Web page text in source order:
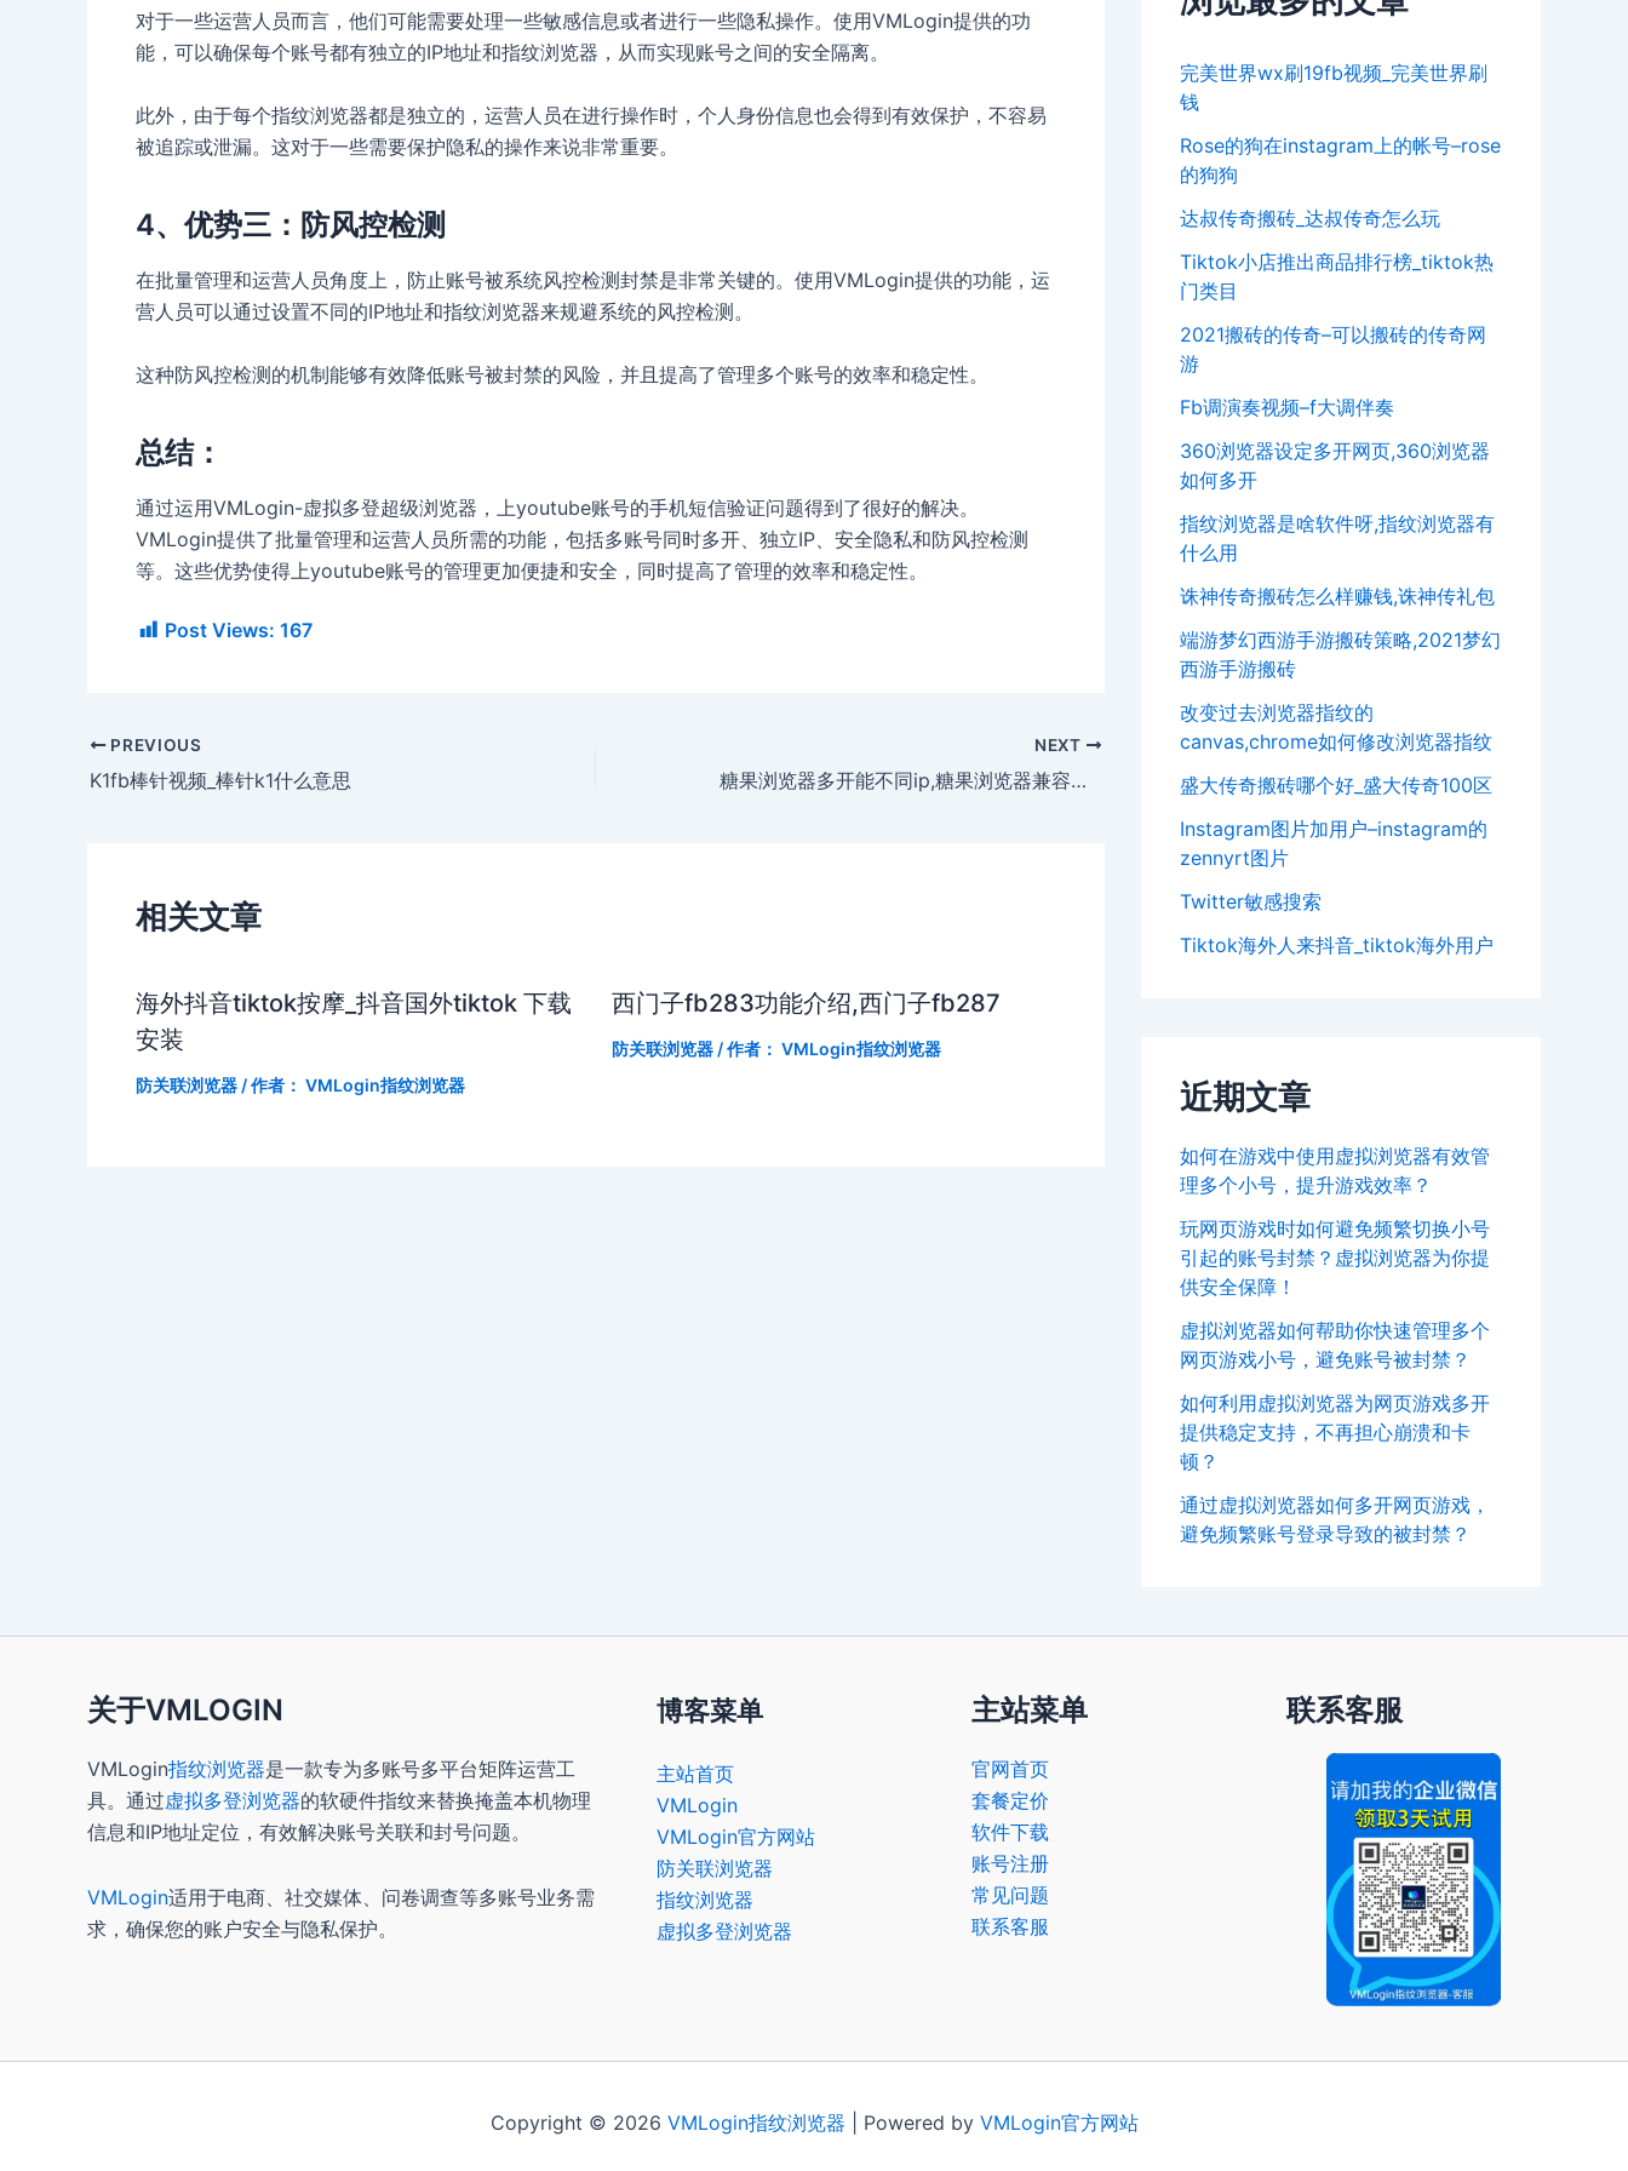
对于一些运营人员而言，他们可能需要处理一些敏感信息或者进行一些隐私操作。使用VMLogin提供的功
能，可以确保每个账号都有独立的IP地址和指纹浏览器，从而实现账号之间的安全隔离。
此外，由于每个指纹浏览器都是独立的，运营人员在进行操作时，个人身份信息也会得到有效保护，不容易
被追踪或泄漏。这对于一些需要保护隐私的操作来说非常重要。
4、优势三：防风控检测
在批量管理和运营人员角度上，防止账号被系统风控检测封禁是非常关键的。使用VMLogin提供的功能，运
营人员可以通过设置不同的IP地址和指纹浏览器来规避系统的风控检测。
这种防风控检测的机制能够有效降低账号被封禁的风险，并且提高了管理多个账号的效率和稳定性。
总结：
通过运用VMLogin-虚拟多登超级浏览器，上youtube账号的手机短信验证问题得到了很好的解决。
VMLogin提供了批量管理和运营人员所需的功能，包括多账号同时多开、独立IP、安全隐私和防风控检测
等。这些优势使得上youtube账号的管理更加便捷和安全，同时提高了管理的效率和稳定性。
Post Views: 167
PREVIOUS
K1fb棒针视频_棒针k1什么意思
NEXT
糖果浏览器多开能不同ip,糖果浏览器兼容模式怎么设置
相关文章
海外抖音tiktok按摩_抖音国外tiktok 下载
安装
防关联浏览器 / 作者： VMLogin指纹浏览器
西门子fb283功能介绍,西门子fb287
防关联浏览器/ 作者： VMLogin指纹浏览器
完美世界wx刷19fb视频_完美世界刷
钱
Rose的狗在instagram上的帐号–rose
的狗狗
达叔传奇搬砖_达叔传奇怎么玩
Tiktok小店推出商品排行榜_tiktok热
门类目
2021搬砖的传奇–可以搬砖的传奇网
游
Fb调演奏视频–f大调伴奏
360浏览器设定多开网页,360浏览器
如何多开
指纹浏览器是啥软件呀,指纹浏览器有
什么用
诛神传奇搬砖怎么样赚钱,诛神传礼包
端游梦幻西游手游搬砖策略,2021梦幻
西游手游搬砖
改变过去浏览器指纹的
canvas,chrome如何修改浏览器指纹
盛大传奇搬砖哪个好_盛大传奇100区
Instagram图片加用户–instagram的
zennyrt图片
Twitter敏感搜索
Tiktok海外人来抖音_tiktok海外用户
近期文章
如何在游戏中使用虚拟浏览器有效管
理多个小号，提升游戏效率？
玩网页游戏时如何避免频繁切换小号
引起的账号封禁？虚拟浏览器为你提
供安全保障！
虚拟浏览器如何帮助你快速管理多个
网页游戏小号，避免账号被封禁？
如何利用虚拟浏览器为网页游戏多开
提供稳定支持，不再担心崩溃和卡
顿？
通过虚拟浏览器如何多开网页游戏，
避免频繁账号登录导致的被封禁？
关于VMLOGIN
VMLogin指纹浏览器是一款专为多账号多平台矩阵运营工
具。通过虚拟多登浏览器的软硬件指纹来替换掩盖本机物理
信息和IP地址定位，有效解决账号关联和封号问题。
VMLogin适用于电商、社交媒体、问卷调查等多账号业务需
求，确保您的账户安全与隐私保护。
博客菜单
主站首页
VMLogin
VMLogin官方网站
防关联浏览器
指纹浏览器
虚拟多登浏览器
主站菜单
官网首页
套餐定价
软件下载
账号注册
常见问题
联系客服
联系客服
Copyright © 2026 VMLogin指纹浏览器 | Powered by VMLogin官方网站